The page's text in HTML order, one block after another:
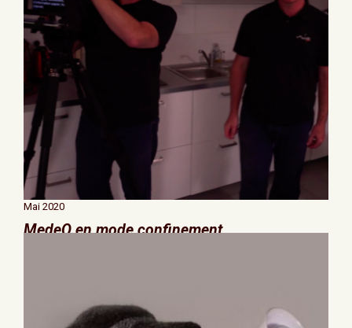
Mai 2020
MedeO en mode confinement